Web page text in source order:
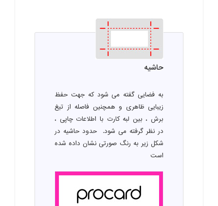
حاشیه
به فضایی گفته می شود که جهت حفظ
زیبایی ظاهری و همچنین فاصله از تیغ
برش ، بین لبه کارت با اطلاعات چاپی ،
در نظر گرفته می شود. حدود حاشیه در
شکل زیر به رنگ صورتی نشان داده شده
است